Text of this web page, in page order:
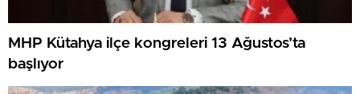
MHP Kütahya ilçe kongreleri 13 Ağustos’ta
başlıyor